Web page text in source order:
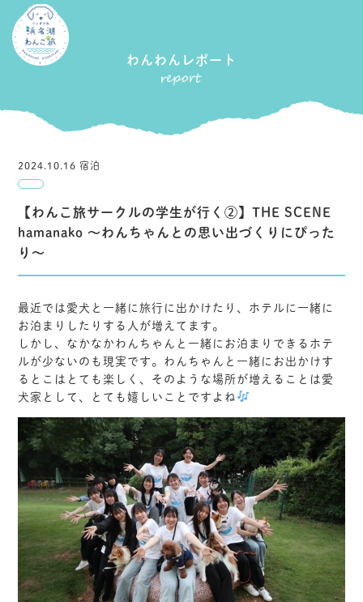
わんわんレポート
2024.10.16 宿泊
【わんこ旅サークルの学生が行く②】THE SCENE
hamanako ～わんちゃんとの思い出づくりにぴった
り～
最近では愛犬と一緒に旅行に出かけたり、ホテルに一緒に
お泊まりしたりする人が増えてます。
しかし、なかなかわんちゃんと一緒にお泊まりできるホテ
ルが少ないのも現実です。わんちゃんと一緒にお出かけす
るとこはとても楽しく、そのような場所が増えることは愛
犬家として、とても嬉しいことですよね